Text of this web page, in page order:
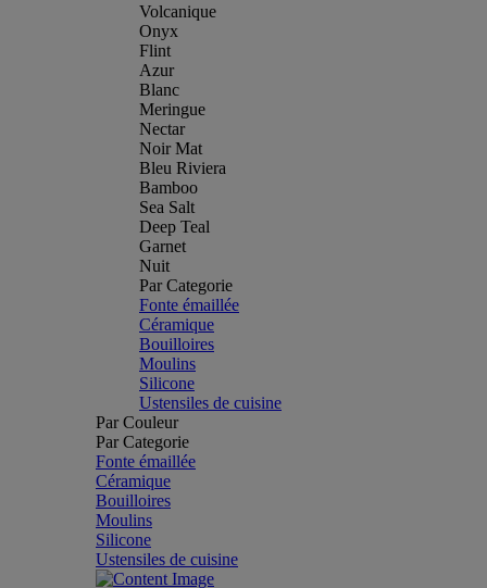
Volcanique
Onyx
Flint
Azur
Blanc
Meringue
Nectar
Noir Mat
Bleu Riviera
Bamboo
Sea Salt
Deep Teal
Garnet
Nuit
Par Categorie
Fonte émaillée
Céramique
Bouilloires
Moulins
Silicone
Ustensiles de cuisine
Par Couleur
Par Categorie
Fonte émaillée
Céramique
Bouilloires
Moulins
Silicone
Ustensiles de cuisine